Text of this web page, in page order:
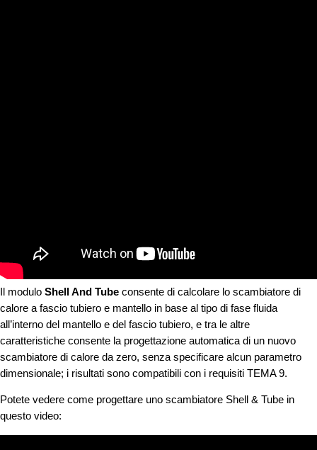
Il modulo Shell And Tube consente di calcolare lo scambiatore di
calore a fascio tubiero e mantello in base al tipo di fase fluida
all’interno del mantello e del fascio tubiero, e tra le altre
caratteristiche consente la progettazione automatica di un nuovo
scambiatore di calore da zero, senza specificare alcun parametro
dimensionale; i risultati sono compatibili con i requisiti TEMA 9.
Potete vedere come progettare uno scambiatore Shell & Tube in
questo video: